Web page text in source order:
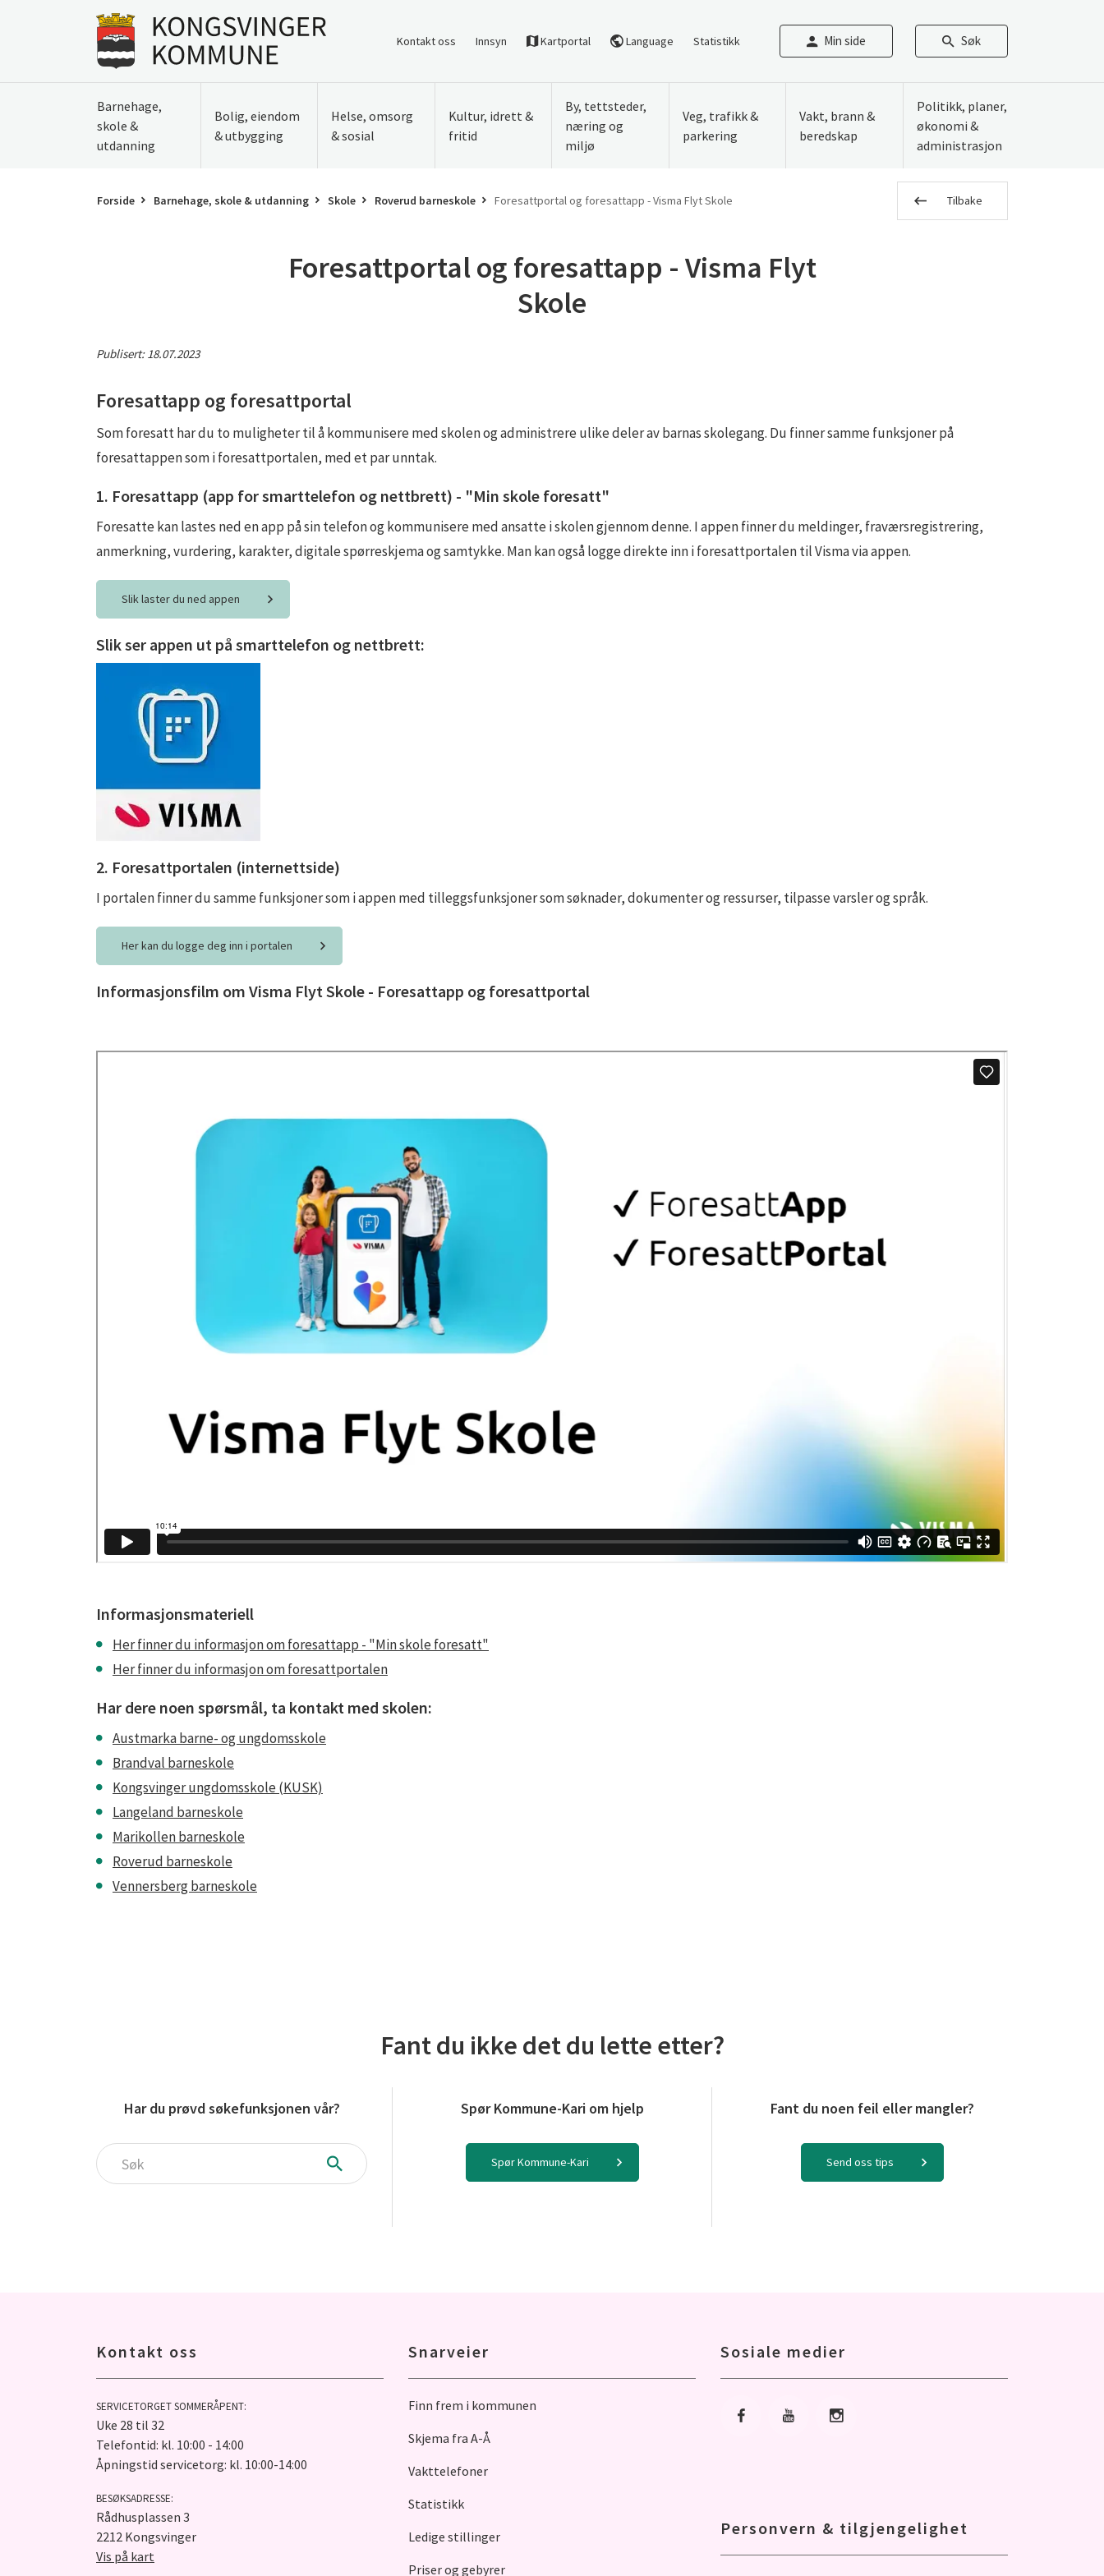
Gå til forsiden
Kontakt oss Innsyn Kartportal Language Statistikk Min side Søk
Barnehage,
skole &
utdanning
Bolig, eiendom
& utbygging
Helse, omsorg
& sosial
Kultur, idrett &
fritid
By, tettsteder,
næring og
miljø
Veg, trafikk &
parkering
Vakt, brann &
beredskap
Politikk, planer,
økonomi &
administrasjon
Forside Barnehage, skole & utdanning Skole Roverud barneskole Foresattportal og foresattapp - Visma Flyt Skole Tilbake
Foresattportal og foresattapp - Visma Flyt
Skole
Publisert:18.07.2023
Foresattapp og foresattportal
Som foresatt har du to muligheter til å kommunisere med skolen og administrere ulike deler av barnas skolegang. Du finner samme funksjoner på
foresattappen som i foresattportalen, med et par unntak.
1. Foresattapp (app for smarttelefon og nettbrett) - "Min skole foresatt"
Foresatte kan lastes ned en app på sin telefon og kommunisere med ansatte i skolen gjennom denne. I appen finner du meldinger, fraværsregistrering,
anmerkning, vurdering, karakter, digitale spørreskjema og samtykke. Man kan også logge direkte inn i foresattportalen til Visma via appen.
Slik laster du ned appen
Slik ser appen ut på smarttelefon og nettbrett:
2. Foresattportalen (internettside)
I portalen finner du samme funksjoner som i appen med tilleggsfunksjoner som søknader, dokumenter og ressurser, tilpasse varsler og språk.
Her kan du logge deg inn i portalen
Informasjonsfilm om Visma Flyt Skole - Foresattapp og foresattportal
Informasjonsmateriell
Her finner du informasjon om foresattapp - "Min skole foresatt"
Her finner du informasjon om foresattportalen
Har dere noen spørsmål, ta kontakt med skolen:
Austmarka barne- og ungdomsskole
Brandval barneskole
Kongsvinger ungdomsskole (KUSK)
Langeland barneskole
Marikollen barneskole
Roverud barneskole
Vennersberg barneskole
Fant du ikke det du lette etter?
Har du prøvd søkefunksjonen vår?
Søk
Spør Kommune-Kari om hjelp
Spør Kommune-Kari
Fant du noen feil eller mangler?
Send oss tips
Kontakt oss
SERVICETORGET SOMMERÅPENT:
Uke 28 til 32
Telefontid: kl. 10:00 - 14:00
Åpningstid servicetorg: kl. 10:00-14:00
BESØKSADRESSE:
Rådhusplassen 3
2212 Kongsvinger
Vis på kart
Snarveier
Finn frem i kommunen
Skjema fra A-Å
Vakttelefoner
Statistikk
Ledige stillinger
Priser og gebyrer
Sosiale medier
Gå til Facebook
Gå til YoutubeGå til Instagram
Personvern & tilgjengelighet